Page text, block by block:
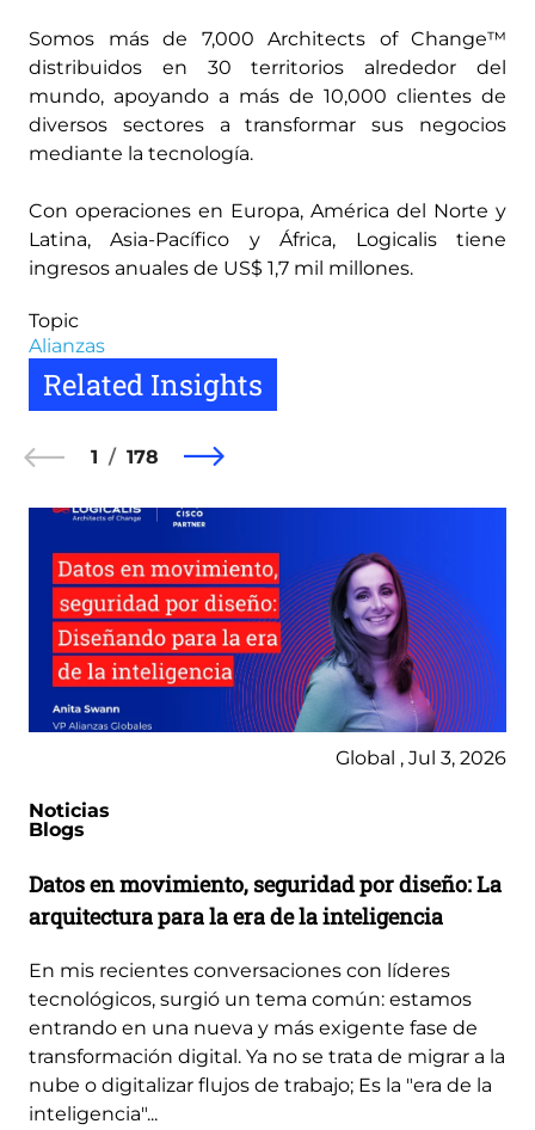
Somos más de 7,000 Architects of Change™
distribuidos en 30 territorios alrededor del
mundo, apoyando a más de 10,000 clientes de
diversos sectores a transformar sus negocios
mediante la tecnología.
Con operaciones en Europa, América del Norte y
Latina, Asia-Pacífico y África, Logicalis tiene
ingresos anuales de US$ 1,7 mil millones.
Topic
Alianzas
Related Insights
1 178
Global , Jul 3, 2026
Noticias
Blogs
Datos en movimiento, seguridad por diseño: La
arquitectura para la era de la inteligencia
En mis recientes conversaciones con líderes
tecnológicos, surgió un tema común: estamos
entrando en una nueva y más exigente fase de
transformación digital. Ya no se trata de migrar a la
nube o digitalizar flujos de trabajo; Es la "era de la
inteligencia"...